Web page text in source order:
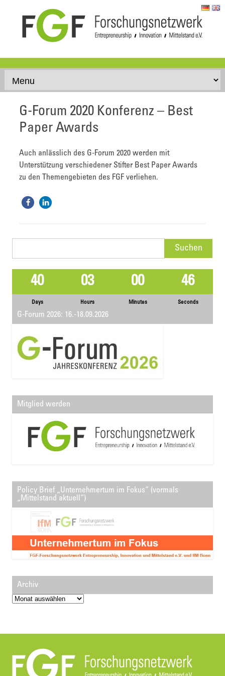
Skip to content
G-Forum 2020 Konferenz – Best
Paper Awards
Auch anlässlich des G-Forum 2020 werden mit
Unterstützung verschiedener Stifter Best Paper Awards
zu den Themengebieten des FGF verliehen.
40
Days
03
Hours
00
Minutes
46
Seconds
G-Forum 2026: 16.-18.09.2026
Mitglied werden
Policy Brief „Unternehmertum im Fokus“ (vormals
„Mittelstand aktuell“)
Archiv
Archiv